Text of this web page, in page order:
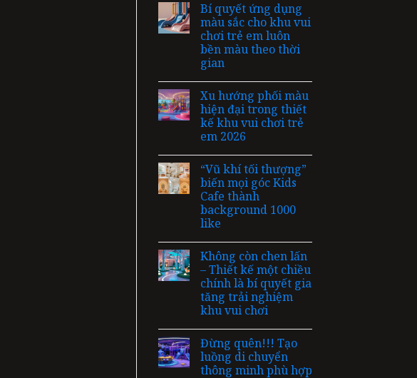
Bí quyết ứng dụng
màu sắc cho khu vui
chơi trẻ em luôn
bền màu theo thời
gian
Xu hướng phối màu
hiện đại trong thiết
kế khu vui chơi trẻ
em 2026
“Vũ khí tối thượng”
biến mọi góc Kids
Cafe thành
background 1000
like
Không còn chen lấn
– Thiết kế một chiều
chính là bí quyết gia
tăng trải nghiệm
khu vui chơi
Đừng quên!!! Tạo
luồng di chuyển
thông minh phù hợp